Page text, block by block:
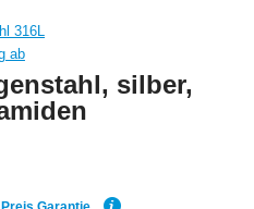
316L
ab
silber,